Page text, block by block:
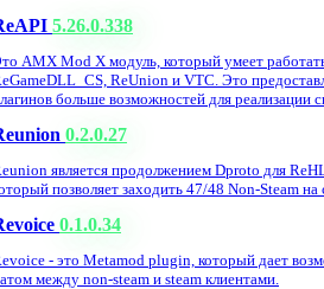
5.26.0.338
AMX Mod X модуль, который умеет
ReUnion и VTC. Это
больше возможностей для реализации
0.2.0.27
является продолжением Dproto для
позволяет заходить 47/48 Non-Steam на
0.1.0.34
- это Metamod plugin, который дает
между non-steam и steam клиентами.